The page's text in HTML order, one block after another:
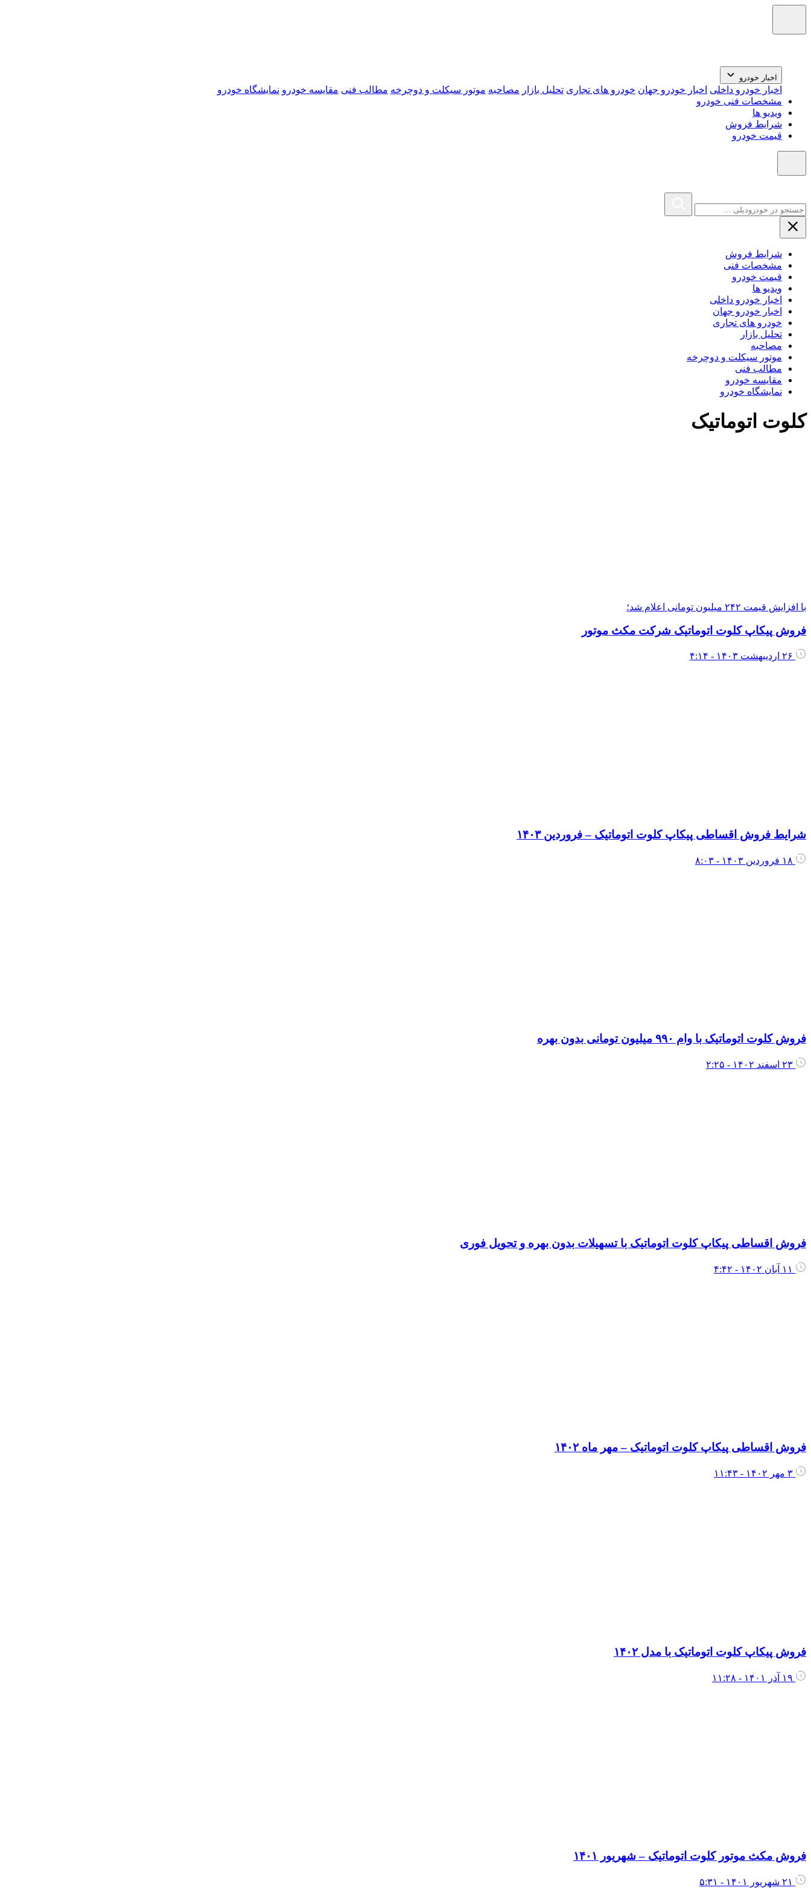
اخبار خودرو
اخبار خودرو داخلی اخبار خودرو جهان خودرو های تجاری تحلیل بازار مصاحبه موتور سیکلت و دوچرخه مطالب فنی مقایسه خودرو نمایشگاه خودرو
مشخصات فنی خودرو
ویدیو ها
شرایط فروش
قیمت خودرو
شرایط فروش
مشخصات فنی
قیمت خودرو
ویدیو ها
اخبار خودرو داخلی
اخبار خودرو جهان
خودرو های تجاری
تحلیل بازار
مصاحبه
موتور سیکلت و دوچرخه
مطالب فنی
مقایسه خودرو
نمایشگاه خودرو
کلوت اتوماتیک
با افزایش قیمت ۲۴۲ میلیون تومانی اعلام شد؛
فروش پیکاپ کلوت اتوماتیک شرکت مکث موتور
شرایط فروش اقساطی پیکاپ کلوت اتوماتیک – فروردین ۱۴۰۳
فروش کلوت اتوماتیک با وام ۹۹۰ میلیون تومانی بدون بهره
فروش اقساطی پیکاپ کلوت اتوماتیک با تسهیلات بدون بهره و تحویل فوری
فروش اقساطی پیکاپ کلوت اتوماتیک – مهر ماه ۱۴۰۲
فروش پیکاپ کلوت اتوماتیک با مدل ۱۴۰۲
فروش مکث موتور کلوت اتوماتیک – شهریور ۱۴۰۱